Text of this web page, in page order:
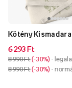
Kötény
6 293 Ft
8 990 Ft -30% -
8 990 Ft -30% -